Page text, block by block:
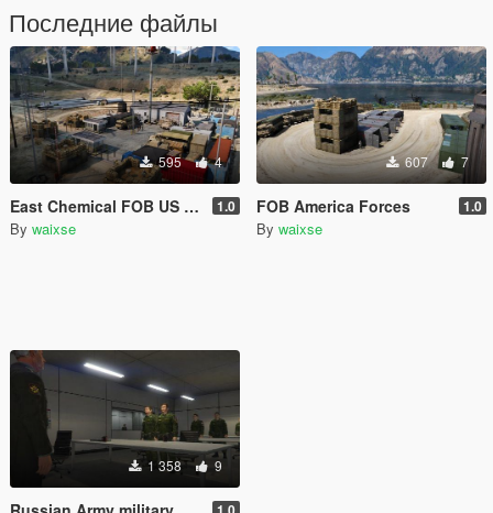
Последние файлы
595 4
East Chemical FOB US Army 1.0
By waixse
607 7
FOB America Forces 1.0
By waixse
1 358 9